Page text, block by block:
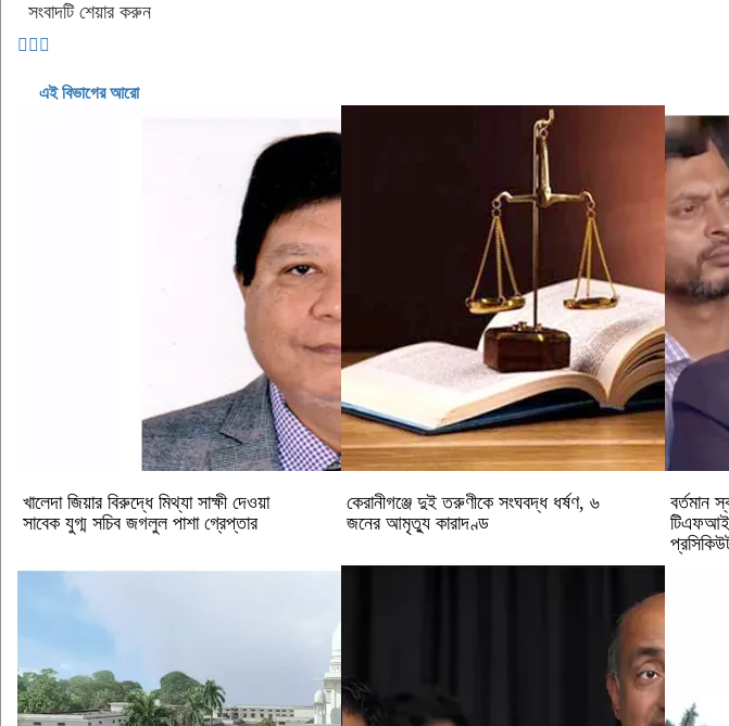
সংবাদটি শেয়ার করুন
এই বিভাগের আরো
খালেদা জিয়ার বিরুদ্ধে মিথ্যা সাক্ষী দেওয়া
সাবেক যুগ্ম সচিব জগলুল পাশা গ্রেপ্তার
কেরানীগঞ্জে দুই তরুণীকে সংঘবদ্ধ ধর্ষণ, ৬
জনের আমৃত্যু কারাদণ্ড
বর্তমান
টিএফআই